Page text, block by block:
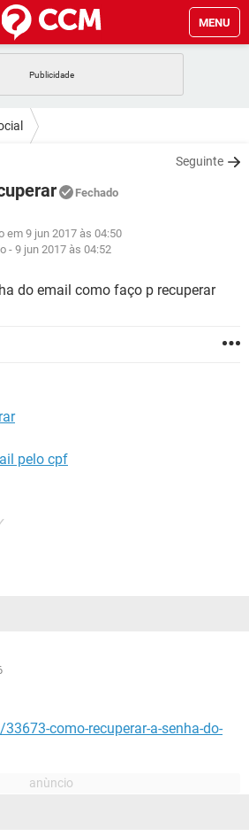
MENU
GMAIL
GMAIL
WHATSAPP
EXCEL
GMAIL
WHATSAPP
EXCEL
WHATSAPP
Seguinte
Fechado
em 9 jun 2017 às 04:50
-9 jun 2017 às 04:52
do email como faço p recuperar
pelo cpf
como-recuperar-a-senha-do-